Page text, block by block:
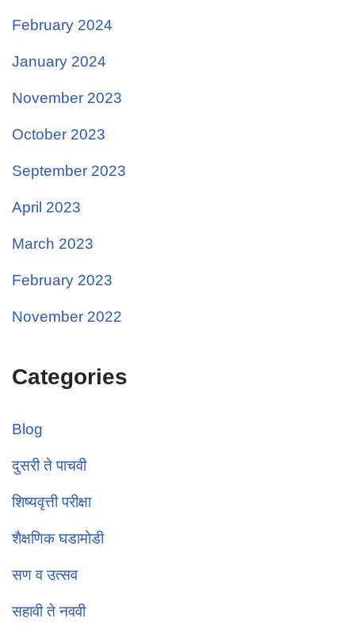
February 2024
January 2024
November 2023
October 2023
September 2023
April 2023
March 2023
February 2023
November 2022
Categories
Blog
दुसरी ते पाचवी
शिष्यवृत्ती परीक्षा
शैक्षणिक घडामोडी
सण व उत्सव
सहावी ते नववी